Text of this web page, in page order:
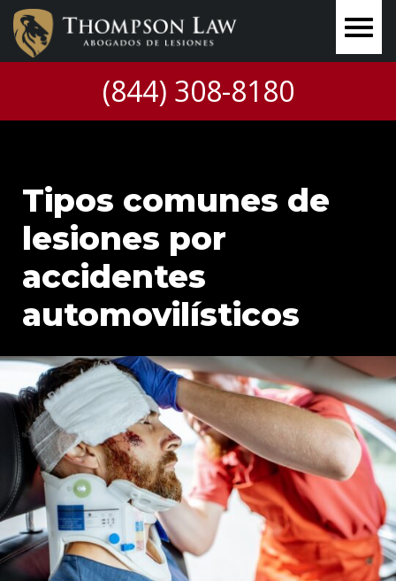
(844) 308-8180
Tipos comunes de
lesiones por
accidentes
automovilísticos